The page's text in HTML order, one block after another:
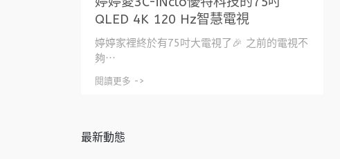
QLED 4K 120 Hz智慧電視
婷婷家裡終於有75吋大電視了🎉 之前的電視不
夠⋯
閱讀更多 ->
最新動態